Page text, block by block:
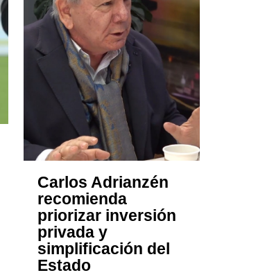
Carlos Adrianzén
recomienda
priorizar inversión
privada y
simplificación del
Estado